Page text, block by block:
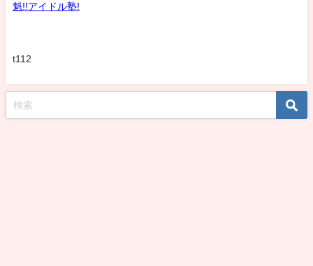
魁!!アイドル塾!
t112